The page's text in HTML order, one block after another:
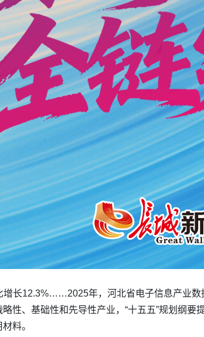
增长12.3%……2025年，河北省电子信息产业数
性、基础性和先导性产业，“十五五”规划纲
料。